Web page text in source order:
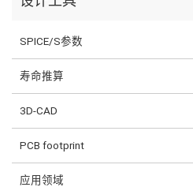
SPICE/S参数
寿命推算
3D-CAD
PCB footprint
应用领域